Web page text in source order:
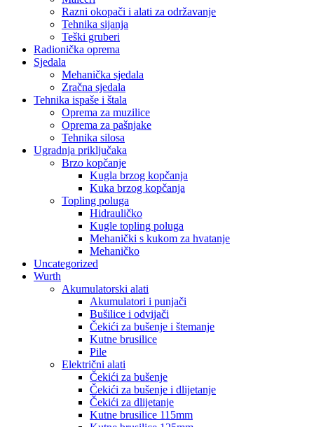
Razni okopači i alati za održavanje
Tehnika sijanja
Teški gruberi
Radionička oprema
Sjedala
Mehanička sjedala
Zračna sjedala
Tehnika ispaše i štala
Oprema za muzilice
Oprema za pašnjake
Tehnika silosa
Ugradnja priključaka
Brzo kopčanje
Kugla brzog kopčanja
Kuka brzog kopčanja
Topling poluga
Hidrauličko
Kugle topling poluga
Mehanički s kukom za hvatanje
Mehaničko
Uncategorized
Wurth
Akumulatorski alati
Akumulatori i punjači
Bušilice i odvijači
Čekići za bušenje i štemanje
Kutne brusilice
Pile
Električni alati
Čekići za bušenje
Čekići za bušenje i dlijetanje
Čekići za dlijetanje
Kutne brusilice 115mm